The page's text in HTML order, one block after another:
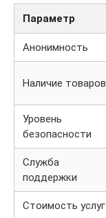
Параметр
Анонимность
Наличие товаров
Уровень
безопасности
Служба
поддержки
Стоимость услуг